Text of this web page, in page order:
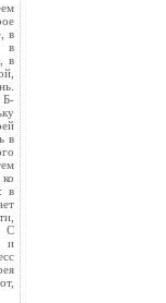
в
в
в
Б-
в
в
С
и